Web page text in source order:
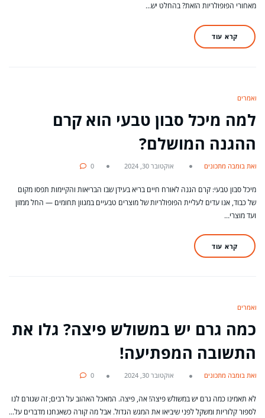
מאחורי הפופולריות הזאת? בהחלט יש…
קרא עוד
מאמרים
למה מיכל סבון טבעי הוא קרם
ההגנה המושלם?
מאת בומבה מתכונים אוקטובר 30, 2024 0
מיכל סבון טבעי: קרם הגנה לאורח חיים בריא בעידן שבו הבריאות והקיימות תפסו מקום
של כבוד, אנו עדים לעליית הפופולריות של מוצרים טבעיים במגוון תחומים — החל ממזון
ועד מוצרי…
קרא עוד
מאמרים
כמה גרם יש במשולש פיצה? גלו את
התשובה המפתיעה!
מאת בומבה מתכונים אוקטובר 30, 2024 0
לא תאמינו כמה גרם יש במשולש פיצה! אה, פיצה. המאכל האהוב על רבים; זה שגורם לנו
לספור קלוריות ומשקל לפני שיביאו את המגש הגדול. אבל מה קורה כשאנחנו מדברים על…